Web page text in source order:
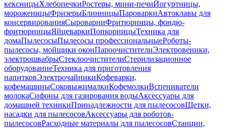
кексницыХлебопечкиРостеры, мини-печиЙогуртницы,
мороженицыФризерыБлинницыПароваркиАвтоклавы для
консервированияСыроварниФритюрницы, фондю-
фритюрницыЯйцеваркиПопкорницыТехника для
домаПылесосыПылесосы профессиональныеРоботы-
пылесосы, мойщики оконПароочистителиЭлектровеники,
электрошвабрыСтеклоочистителиСтерилизационное
оборудованиеТехника для приготовления
напитковЭлектрочайникиКофеварки,
кофемашиныСоковыжималкиКофемолкиВспениватели
молокаСифоны для газирования водыАксессуары для
домашней техникиПринадлежности для пылесосовЩетки,
насадки для пылесосовАксессуары для роботов-
пылесосовРасходные материалы для пылесосовСтанции,